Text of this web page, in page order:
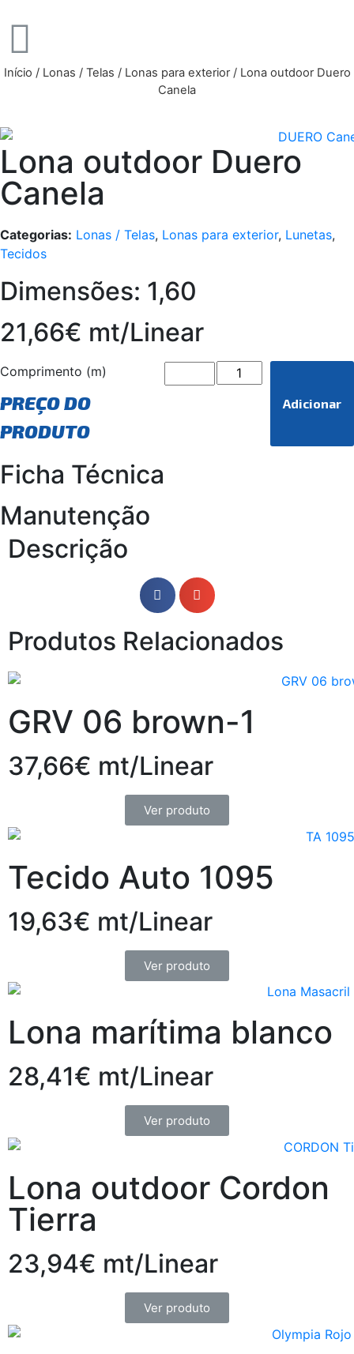
Início / Lonas / Telas / Lonas para exterior/ Lona outdoor Duero
Canela
Lona outdoor Duero
Canela
Categorias: Lonas / Telas, Lonas para exterior, Lunetas,
Tecidos
Dimensões: 1,60
21,66€ mt/Linear
Comprimento (m)
PREÇO DO
PRODUTO
Adicionar
Ficha Técnica
Manutenção
Descrição
Produtos Relacionados
GRV 06 brown-1
37,66€ mt/Linear
Ver produto
Tecido Auto 1095
19,63€ mt/Linear
Ver produto
Lona marítima blanco
28,41€ mt/Linear
Ver produto
Lona outdoor Cordon
Tierra
23,94€ mt/Linear
Ver produto